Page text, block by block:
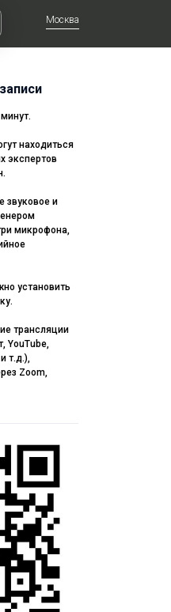
Москва
находиться
экспертов
звуковое и
микрофона,
установить
трансляции
YouTube,
т.д.),
Zoom,